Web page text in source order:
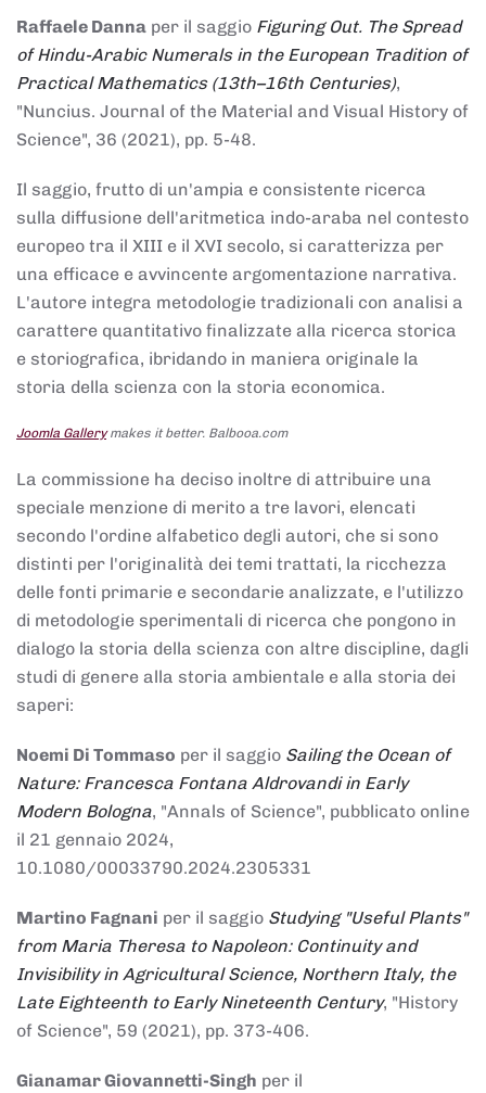
Raffaele Danna per il saggio Figuring Out. The Spread
of Hindu-Arabic Numerals in the European Tradition of
Practical Mathematics (13th–16th Centuries),
"Nuncius. Journal of the Material and Visual History of
Science", 36 (2021), pp. 5-48.
Il saggio, frutto di un'ampia e consistente ricerca
sulla diffusione dell'aritmetica indo-araba nel contesto
europeo tra il XIII e il XVI secolo, si caratterizza per
una efficace e avvincente argomentazione narrativa.
L'autore integra metodologie tradizionali con analisi a
carattere quantitativo finalizzate alla ricerca storica
e storiografica, ibridando in maniera originale la
storia della scienza con la storia economica.
Joomla Gallerymakes it better. Balbooa.com
La commissione ha deciso inoltre di attribuire una
speciale menzione di merito a tre lavori, elencati
secondo l'ordine alfabetico degli autori, che si sono
distinti per l'originalità dei temi trattati, la ricchezza
delle fonti primarie e secondarie analizzate, e l'utilizzo
di metodologie sperimentali di ricerca che pongono in
dialogo la storia della scienza con altre discipline, dagli
studi di genere alla storia ambientale e alla storia dei
saperi:
Noemi Di Tommaso per il saggio Sailing the Ocean of
Nature: Francesca Fontana Aldrovandi in Early
Modern Bologna, "Annals of Science", pubblicato online
il 21 gennaio 2024,
10.1080/00033790.2024.2305331
Martino Fagnani per il saggio Studying "Useful Plants"
from Maria Theresa to Napoleon: Continuity and
Invisibility in Agricultural Science, Northern Italy, the
Late Eighteenth to Early Nineteenth Century, "History
of Science", 59 (2021), pp. 373-406.
Gianamar Giovannetti-Singh per il